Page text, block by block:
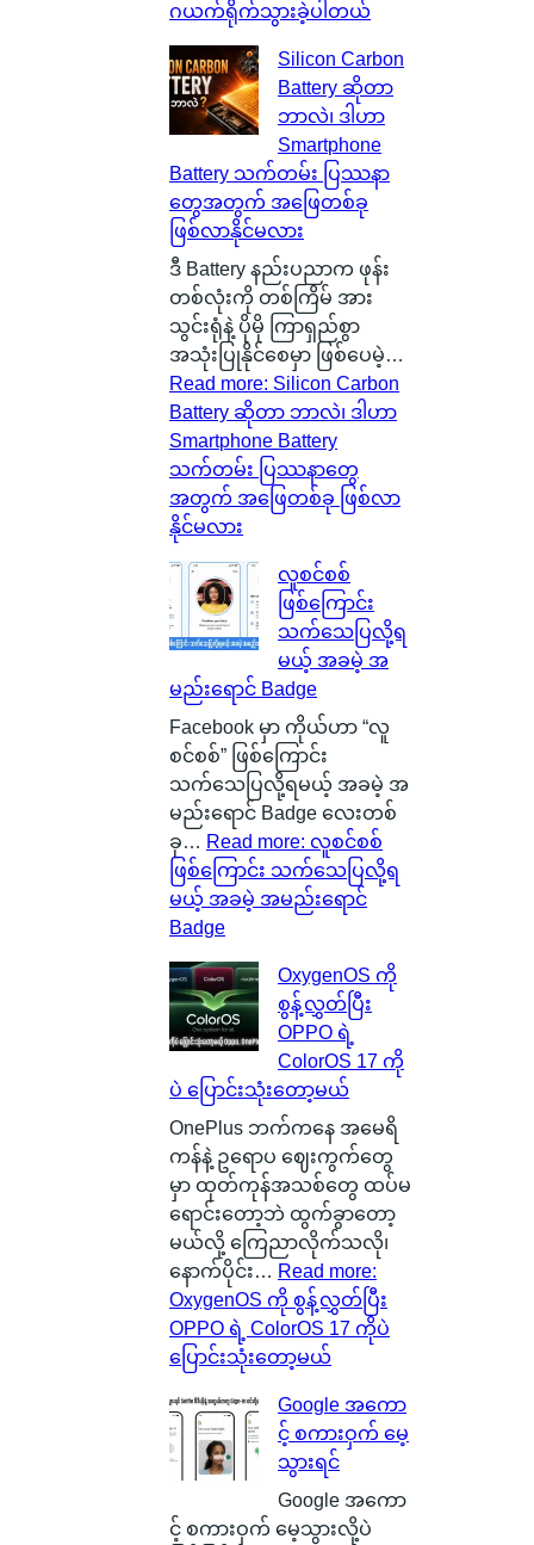
ဂယက်ရိုက်သွားခဲ့ပါတယ်
Silicon Carbon
Battery ဆိုတာ
ဘာလဲ၊ ဒါဟာ
Smartphone
Battery သက်တမ်း ပြဿနာ
တွေအတွက် အဖြေတစ်ခု
ဖြစ်လာနိုင်မလား
ဒီ Battery နည်းပညာက ဖုန်း
တစ်လုံးကို တစ်ကြိမ် အား
သွင်းရုံနဲ့ ပိုမို ကြာရှည်စွာ
အသုံးပြုနိုင်စေမှာ ဖြစ်ပေမဲ့…
Read more: Silicon Carbon
Battery ဆိုတာ ဘာလဲ၊ ဒါဟာ
Smartphone Battery
သက်တမ်း ပြဿနာတွေ
အတွက် အဖြေတစ်ခု ဖြစ်လာ
နိုင်မလား
လူစင်စစ်
ဖြစ်ကြောင်း
သက်သေပြလို့ရ
မယ့် အခမဲ့ အ
မည်းရောင် Badge
Facebook မှာ ကိုယ်ဟာ “လူ
စင်စစ်” ဖြစ်ကြောင်း
သက်သေပြလို့ရမယ့် အခမဲ့ အ
မည်းရောင် Badge လေးတစ်
ခု… Read more: လူစင်စစ်
ဖြစ်ကြောင်း သက်သေပြလို့ရ
မယ့် အခမဲ့ အမည်းရောင်
Badge
OxygenOS ကို
စွန့်လွှတ်ပြီး
OPPO ရဲ့
ColorOS 17 ကို
ပဲ ပြောင်းသုံးတော့မယ်
OnePlus ဘက်ကနေ အမေရိ
ကန်နဲ့ ဥရောပ ဈေးကွက်တွေ
မှာ ထုတ်ကုန်အသစ်တွေ ထပ်မ
ရောင်းတော့ဘဲ ထွက်ခွာတော့
မယ်လို့ ကြေညာလိုက်သလို၊
နောက်ပိုင်း… Read more:
OxygenOS ကို စွန့်လွှတ်ပြီး
OPPO ရဲ့ ColorOS 17 ကိုပဲ
ပြောင်းသုံးတော့မယ်
Google အကော
င့် စကားဝှက် မေ့
သွားရင်
Google အကော
င့် စကားဝှက် မေ့သွားလို့ပဲ